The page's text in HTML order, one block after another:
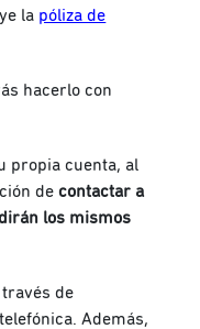
la póliza de
hacerlo con
propia cuenta, al
decontactar a
los mismos
de
Además,